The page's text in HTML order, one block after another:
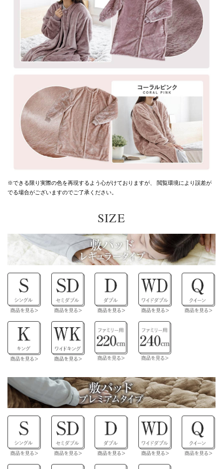
※できる限り実際の色を再現するよう心がけておりますが、
閲覧環境により誤差が
でる場合がございますのでご了承ください。
SIZE